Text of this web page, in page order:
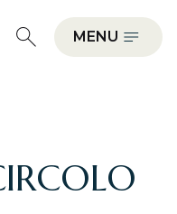
MENU